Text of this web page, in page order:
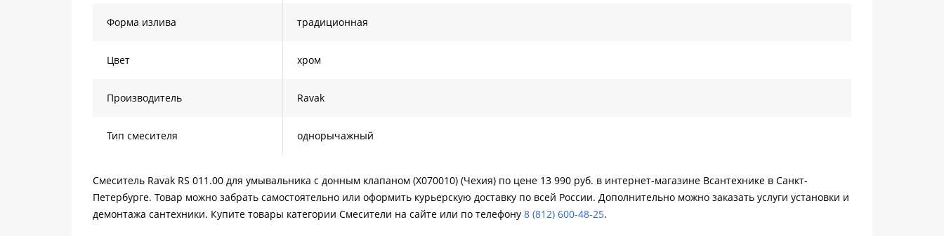
Форма излива традиционная
Цвет хром
Производитель Ravak
Тип смесителя однорычажный
Смеситель Ravak RS 011.00 для умывальника с донным клапаном (X070010) (Чехия) по цене 13 990 руб. в интернет-магазине Всантехнике в Санкт-
Петербурге. Товар можно забрать самостоятельно или оформить курьерскую доставку по всей России. Дополнительно можно заказать услуги установки и
демонтажа сантехники. Купите товары категории Смесители на сайте или по телефону 8 (812) 600-48-25.